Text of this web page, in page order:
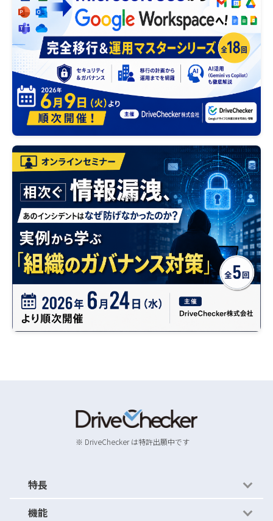
※ DriveChecker は特許出願中です
特長
かんたん運用
機能